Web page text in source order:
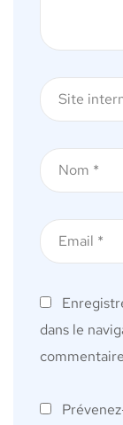
dans le